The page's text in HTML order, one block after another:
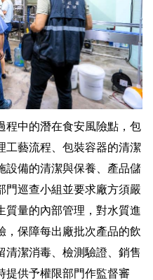
程中的潛在食安風險點，包
工藝流程、包裝容器的清潔
設備的清潔與保養、產品儲
門巡查小組並要求廠方須嚴
質量的內部管理，對水質進
，保障每出廠批次產品的飲
清潔消毒、檢測驗證、銷售
提供予權限部門作監督審